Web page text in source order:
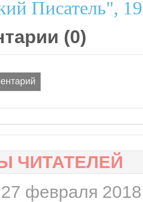
Писатель",
(0)
ЧИТАТЕЛЕЙ
февраля